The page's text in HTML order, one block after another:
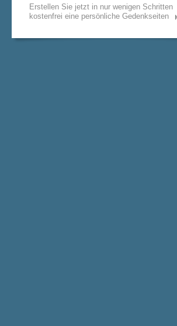
Erstellen Sie jetzt in nur wenigen Schritten
kostenfrei eine persönliche Gedenkseiten